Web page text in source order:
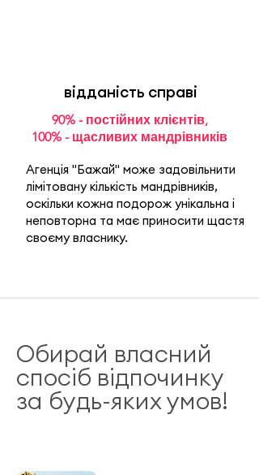
відданість справі
90% - постійних клієнтів,
100% - щасливих мандрівників
Агенція "Бажай" може задовільнити
лімітовану кількість мандрівників,
оскільки кожна подорож унікальна і
неповторна та має приносити щастя
своєму власнику.
Обирай власний
спосіб відпочинку
за будь-яких умов!